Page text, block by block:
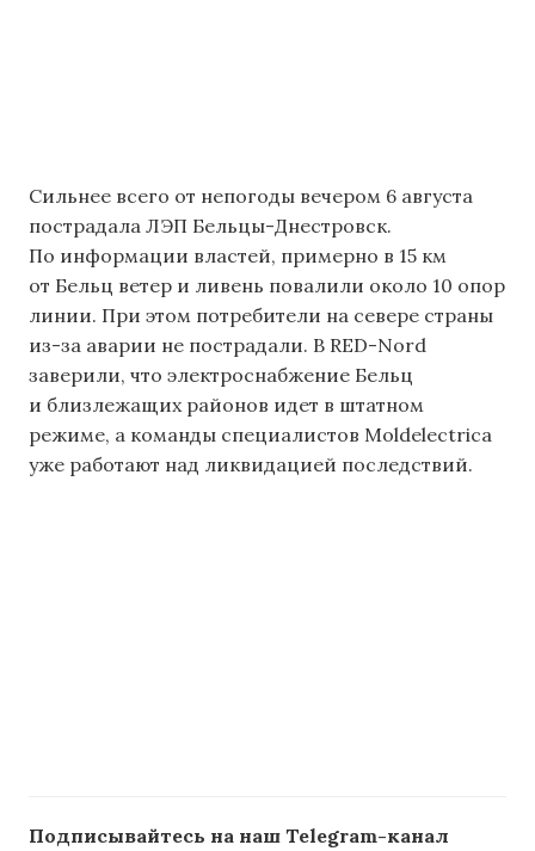
Сильнее всего от непогоды вечером 6 августа
пострадала ЛЭП Бельцы-Днестровск.
По информации властей, примерно в 15 км
от Бельц ветер и ливень повалили около 10 опор
линии. При этом потребители на севере страны
из-за аварии не пострадали. В RED-Nord
заверили, что электроснабжение Бельц
и близлежащих районов идет в штатном
режиме, а команды специалистов Moldelectrica
уже работают над ликвидацией последствий.
Подписывайтесь на наш Telegram-канал